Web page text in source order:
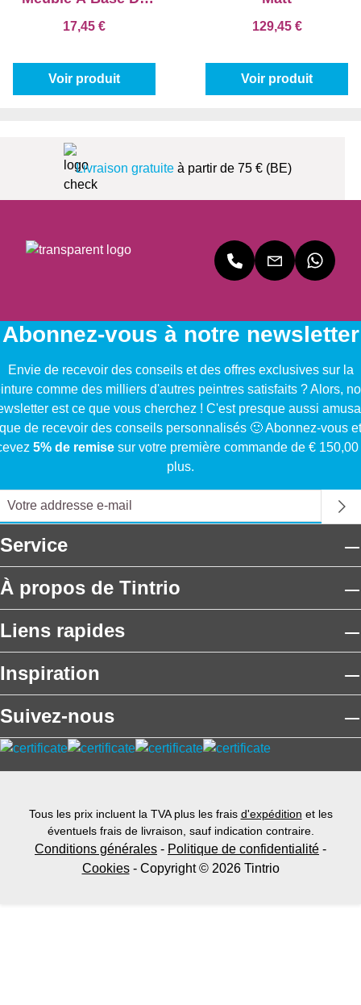
17,45 €
Voir produit
129,45 €
Voir produit
Livraison gratuiteà partir de 75 € (BE)
Abonnez-vous à notre newsletter
Envie de recevoir des conseils et des offres exclusives sur la
comme des milliers d'autres peintres satisfaits ? Alors,
est ce que vous cherchez ! C'est presque aussi
que de recevoir des conseils personnalisés 🙂 Abonnez-vous et
5% de remise sur votre première commande de € 150,00
plus.
Service
À propos de Tintrio
Liens rapides
Inspiration
Suivez-nous
Tous les prix incluent la TVA plus les frais d'expédition et les
éventuels frais de livraison, sauf indication contraire.
Conditions générales - Politique de confidentialité -
Cookies- Copyright © 2026 Tintrio